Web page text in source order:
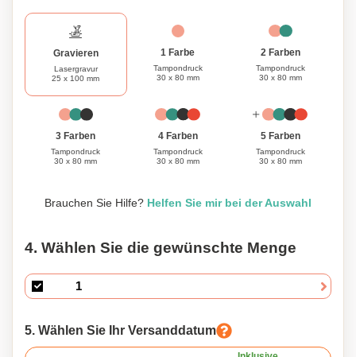
Gravieren
Lasergravur
25 x 100 mm
1 Farbe
Tampondruck
30 x 80 mm
2 Farben
Tampondruck
30 x 80 mm
3 Farben
Tampondruck
30 x 80 mm
4 Farben
Tampondruck
30 x 80 mm
5 Farben
Tampondruck
30 x 80 mm
Brauchen Sie Hilfe? Helfen Sie mir bei der Auswahl
4. Wählen Sie die gewünschte Menge
5. Wählen Sie Ihr Versanddatum